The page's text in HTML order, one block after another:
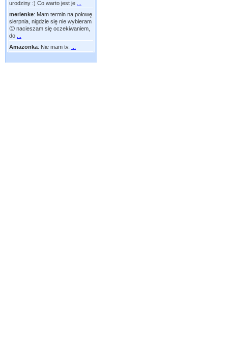
urodziny :) Co warto jest je
merlenke: Mam termin na połowę
sierpnia, nigdzie się nie wybieram
🙂 nacieszam się oczekiwaniem,
do
Amazonka: Nie mam tv.